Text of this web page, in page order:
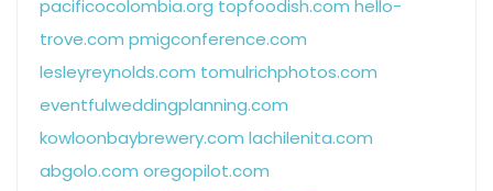
pacificocolombia.org topfoodish.com hello-
trove.com pmigconference.com
lesleyreynolds.com tomulrichphotos.com
eventfulweddingplanning.com
kowloonbaybrewery.com lachilenita.com
abgolo.com oregopilot.com